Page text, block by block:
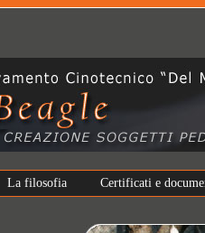
La filosofia Certificati e